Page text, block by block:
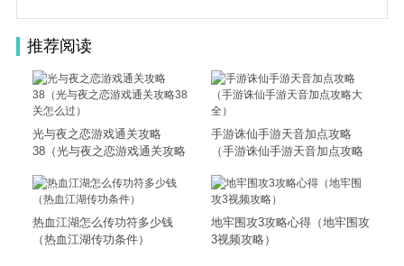
推荐阅读
光与夜之恋游戏通关攻略
38（光与夜之恋游戏通关攻略
手游诛仙手游天音加点攻略
（手游诛仙手游天音加点攻略
热血江湖怎么传功符多少钱
（热血江湖传功条件）
地牢围攻3攻略心得（地牢围攻
3视频攻略）